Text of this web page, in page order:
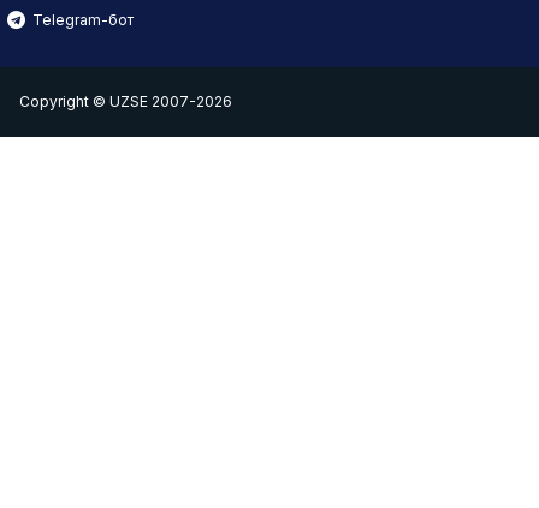
Telegram-бот
Copyright © UZSE 2007-2026